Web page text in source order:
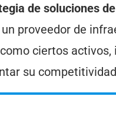
de soluciones
proveedor de
ciertos activos,
su